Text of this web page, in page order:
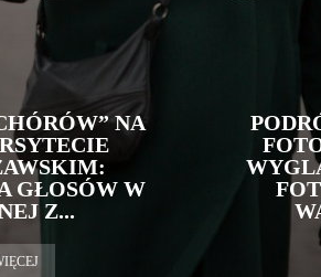
NA
GŁOSÓW W
Z...